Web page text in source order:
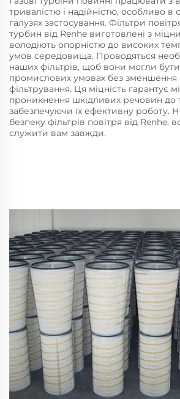
тривалістю і надійністю, особливо в
галузях застосування. Фільтри
турбин від Renhe виготовлені з
володіють опорністю до високих
умов середовища. Проводяться
наших фільтрів, щоб вони могли
промислових умовах без зменшення
фільтрування. Ця міцність гарантує
проникнення шкідливих речовин до
забезпечуючи їх ефективну роботу.
безпеку фільтрів повітря від Renhe,
служити вам завжди.